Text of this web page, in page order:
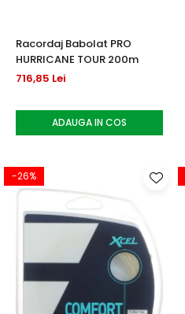
Racordaj Babolat PRO
HURRICANE TOUR 200m
716,85 Lei
ADAUGA IN COS
-26%